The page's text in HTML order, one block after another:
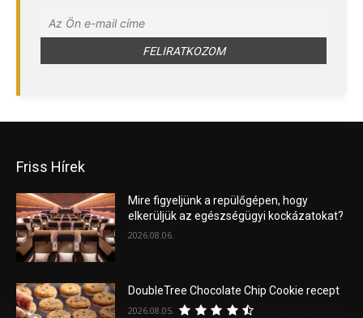
Friss Hírek
Mire figyeljünk a repülőgépen, hogy
elkerüljük az egészségügyi kockázatokat?
2026.08.06.
DoubleTree Chocolate Chip Cookie recept
2026.08.05.